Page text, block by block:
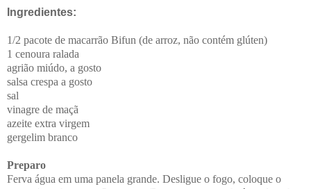
Ingredientes:
1/2 pacote de macarrão Bifun (de arroz, não contém glúten)
1 cenoura ralada
agrião miúdo, a gosto
salsa crespa a gosto
sal
vinagre de maçã
azeite extra virgem
gergelim branco
Preparo
Ferva água em uma panela grande. Desligue o fogo, coloque o